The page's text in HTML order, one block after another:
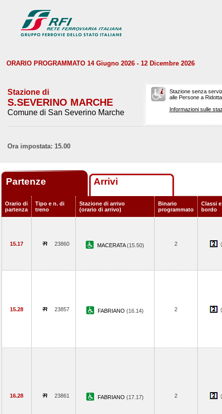
ORARIO PROGRAMMATO 14 Giugno 2026 - 12 Dicembre 2026
Stazione di
S.SEVERINO MARCHE
Comune di San Severino Marche
Stazione senza
alle Persone a
Informazioni sulle
Ora impostata: 15.00
Partenze Arrivi
Orario di
partenza
Tipo e n. di
treno
Stazione di arrivo
(orario di arrivo)
Binario
programmato
Classi
bordo
15.17 23860 MACERATA(15.50) 2
15.28 23857 FABRIANO (16.14) 2
16.28 23861 FABRIANO (17.17) 2